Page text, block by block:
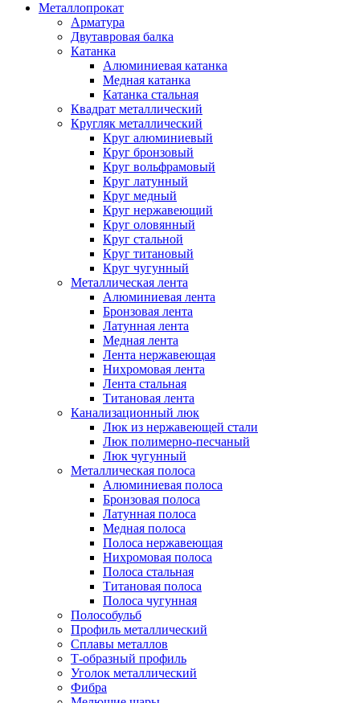
Металлопрокат
Арматура
Двутавровая балка
Катанка
Алюминиевая катанка
Медная катанка
Катанка стальная
Квадрат металлический
Кругляк металлический
Круг алюминиевый
Круг бронзовый
Круг вольфрамовый
Круг латунный
Круг медный
Круг нержавеющий
Круг оловянный
Круг стальной
Круг титановый
Круг чугунный
Металлическая лента
Алюминиевая лента
Бронзовая лента
Латунная лента
Медная лента
Лента нержавеющая
Нихромовая лента
Лента стальная
Титановая лента
Канализационный люк
Люк из нержавеющей стали
Люк полимерно-песчаный
Люк чугунный
Металлическая полоса
Алюминиевая полоса
Бронзовая полоса
Латунная полоса
Медная полоса
Полоса нержавеющая
Нихромовая полоса
Полоса стальная
Титановая полоса
Полоса чугунная
Полособульб
Профиль металлический
Сплавы металлов
Т-образный профиль
Уголок металлический
Фибра